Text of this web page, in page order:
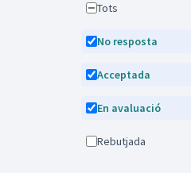
Tots
No resposta
Acceptada
En avaluació
Rebutjada